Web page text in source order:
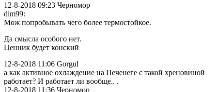
12-8-2018 09:23 Черномор
dim99:
Мож попробывать чего более термостойкое.
Да смысла особого нет.
Ценник будет конский
12-8-2018 11:06 Gorgul
а как активное охлаждение на Печенеге с такой хреновиной
работает? И работает ли вообще.. .
12-8-2018 11:36 Черномор